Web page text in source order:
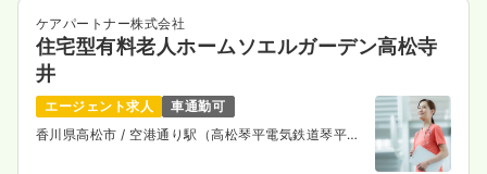
ケアパートナー株式会社
住宅型有料老人ホームソエルガーデン高松寺
井
エージェント求人
車通勤可
香川県高松市/ 空港通り駅（高松琴平電気鉄道琴平